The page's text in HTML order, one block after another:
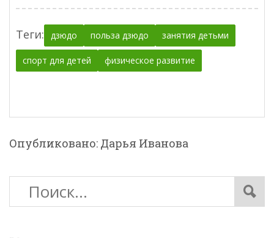
Теги: дзюдо польза дзюдо занятия детьми
спорт для детей физическое развитие
Опубликовано: Дарья Иванова